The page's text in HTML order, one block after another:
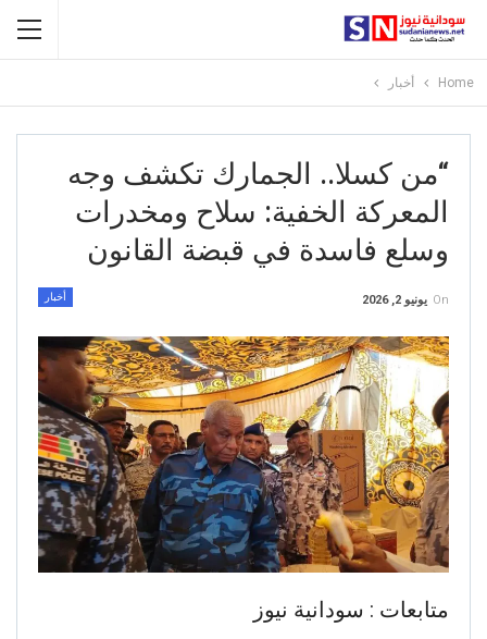
Home أخبار
“من كسلا.. الجمارك تكشف وجه
المعركة الخفية: سلاح ومخدرات
وسلع فاسدة في قبضة القانون
أخبار On يونيو 2, 2026
متابعات : سودانية نيوز